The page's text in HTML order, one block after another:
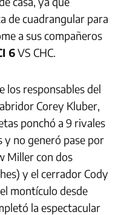
de cuadrangular para
a sus compañeros
6VS CHC.
los responsables del
Corey Kluber,
ponchó a 9 rivales
no generó pase por
Miller con dos
y el cerrador Cody
montículo desde
la espectacular